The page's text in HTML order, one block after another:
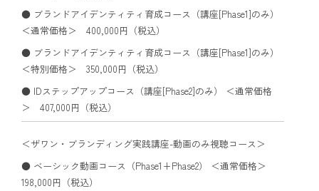
● ブランドアイデンティティ育成コース（講座[Phase1]のみ）
＜通常価格＞ 400,000円（税込）
● ブランドアイデンティティ育成コース（講座[Phase1]のみ）
＜特別価格＞ 350,000円（税込）
● IDステップアップコース（講座[Phase2]のみ） ＜通常価格
＞ 407,000円（税込）
＜ザワン・ブランディング実践講座-動画のみ視聴コース＞
● ベーシック動画コース（Phase1+Phase2） ＜通常価格＞
198,000円（税込）